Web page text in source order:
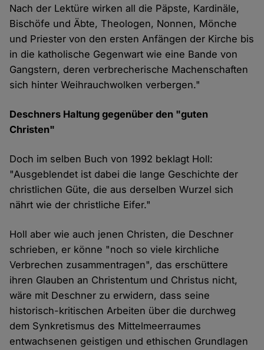
Nach der Lektüre wirken all die Päpste, Kardinäle,
Bischöfe und Äbte, Theologen, Nonnen, Mönche
und Priester von den ersten Anfängen der Kirche bis
in die katholische Gegenwart wie eine Bande von
Gangstern, deren verbrecherische Machenschaften
sich hinter Weihrauchwolken verbergen."
Deschners Haltung gegenüber den "guten
Christen"
Doch im selben Buch von 1992 beklagt Holl:
"Ausgeblendet ist dabei die lange Geschichte der
christlichen Güte, die aus derselben Wurzel sich
nährt wie der christliche Eifer."
Holl aber wie auch jenen Christen, die Deschner
schrieben, er könne "noch so viele kirchliche
Verbrechen zusammentragen", das erschüttere
ihren Glauben an Christentum und Christus nicht,
wäre mit Deschner zu erwidern, dass seine
historisch-kritischen Arbeiten über die durchweg
dem Synkretismus des Mittelmeerraumes
entwachsenen geistigen und ethischen Grundlagen